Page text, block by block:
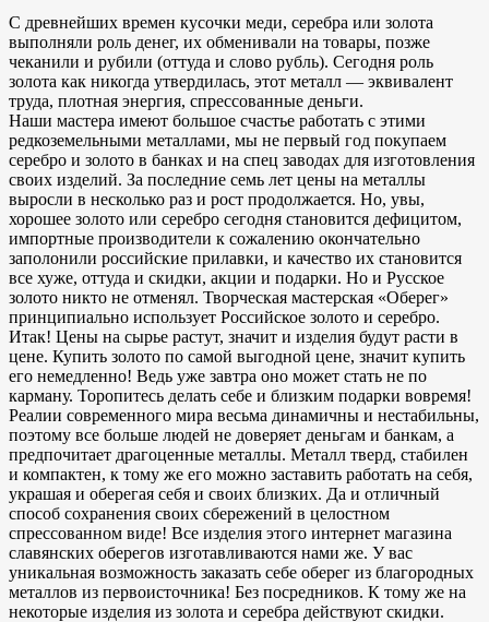
С древнейших времен кусочки меди, серебра или золота
выполняли роль денег, их обменивали на товары, позже
чеканили и рубили (оттуда и слово рубль). Сегодня роль
золота как никогда утвердилась, этот металл — эквивалент
труда, плотная энергия, спрессованные деньги.
Наши мастера имеют большое счастье работать с этими
редкоземельными металлами, мы не первый год покупаем
серебро и золото в банках и на спец заводах для изготовления
своих изделий. За последние семь лет цены на металлы
выросли в несколько раз и рост продолжается. Но, увы,
хорошее золото или серебро сегодня становится дефицитом,
импортные производители к сожалению окончательно
заполонили российские прилавки, и качество их становится
все хуже, оттуда и скидки, акции и подарки. Но и Русское
золото никто не отменял. Творческая мастерская «Оберег»
принципиально использует Российское золото и серебро.
Итак! Цены на сырье растут, значит и изделия будут расти в
цене. Купить золото по самой выгодной цене, значит купить
его немедленно! Ведь уже завтра оно может стать не по
карману. Торопитесь делать себе и близким подарки вовремя!
Реалии современного мира весьма динамичны и нестабильны,
поэтому все больше людей не доверяет деньгам и банкам, а
предпочитает драгоценные металлы. Металл тверд, стабилен
и компактен, к тому же его можно заставить работать на себя,
украшая и оберегая себя и своих близких. Да и отличный
способ сохранения своих сбережений в целостном
спрессованном виде! Все изделия этого интернет магазина
славянских оберегов изготавливаются нами же. У вас
уникальная возможность заказать себе оберег из благородных
металлов из первоисточника! Без посредников. К тому же на
некоторые изделия из золота и серебра действуют скидки.